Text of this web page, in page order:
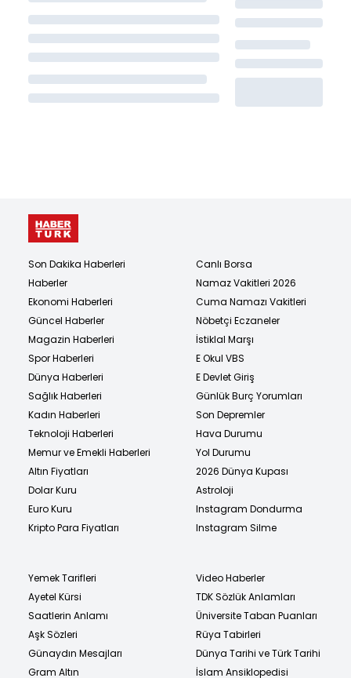
Son Dakika Haberleri
Haberler
Ekonomi Haberleri
Güncel Haberler
Magazin Haberleri
Spor Haberleri
Dünya Haberleri
Sağlık Haberleri
Kadın Haberleri
Teknoloji Haberleri
Memur ve Emekli Haberleri
Altın Fiyatları
Dolar Kuru
Euro Kuru
Kripto Para Fiyatları
Canlı Borsa
Namaz Vakitleri 2026
Cuma Namazı Vakitleri
Nöbetçi Eczaneler
İstiklal Marşı
E Okul VBS
E Devlet Giriş
Günlük Burç Yorumları
Son Depremler
Hava Durumu
Yol Durumu
2026 Dünya Kupası
Astroloji
Instagram Dondurma
Instagram Silme
Yemek Tarifleri
Ayetel Kürsi
Saatlerin Anlamı
Aşk Sözleri
Günaydın Mesajları
Gram Altın
Video Haberler
TDK Sözlük Anlamları
Üniversite Taban Puanları
Rüya Tabirleri
Dünya Tarihi ve Türk Tarihi
İslam Ansiklopedisi